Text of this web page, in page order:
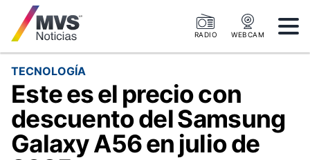
RADIO WEBCAM
TECNOLOGÍA
Este es el precio con
descuento del Samsung
Galaxy A56 en julio de